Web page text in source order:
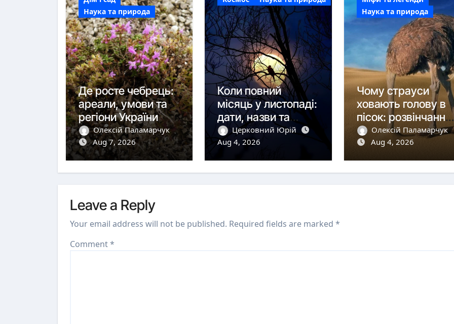
Наука та природа
Де росте чебрець:
ареали, умови та
регіони України
Олексій Паламарчук
Aug 7, 2026
Коли повний
місяць у листопаді:
дати, назви та
спостереження
Церковний Юрій
Aug 4, 2026
Наука та природа
Чому страуси
ховають голову в
пісок: розвінчання
міфуОлексій Паламарчук
Aug 4, 2026
Leave a Reply
Your email address will not be published. Required fields are marked *
Comment*